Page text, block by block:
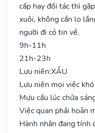
cấp hay đối tác thì
xuôi, không cần lo
người đi có tin về.
9h-11h
21h-23h
Lưu niên:XẤU
Lưu niên mọi việc
Mưu cầu lúc chửa
Việc quan phải hoãn
Hành nhân đang tính